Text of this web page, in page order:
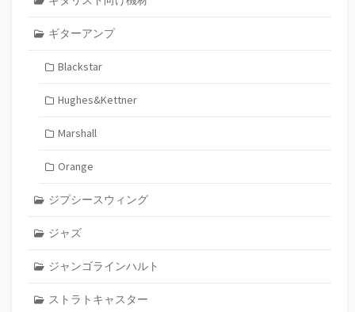
ギターアンプ
Blackstar
Hughes&Kettner
Marshall
Orange
ジプシースウィング
ジャズ
ジャンゴラインハルト
ストラトキャスター